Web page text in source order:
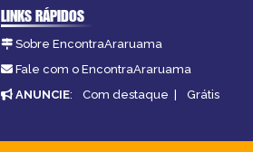
LINKS RÁPIDOS
Sobre EncontraAraruama
Fale com o EncontraAraruama
ANUNCIE: Com destaque | Grátis